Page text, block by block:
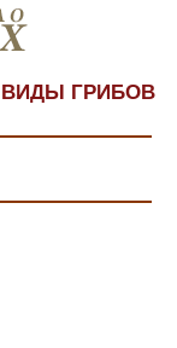
ВИДЫ ГРИБОВ